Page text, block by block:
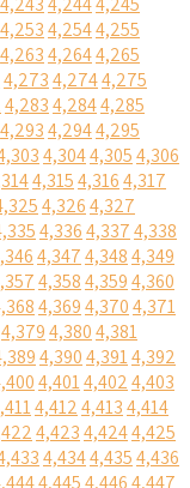
4,2534,2544,255
4,2634,2644,265
4,2734,2744,275
4,2834,2844,285
4,2934,2944,295
4,3044,3054,306
4,3154,3164,317
4,3264,327
4,3364,3374,338
4,3474,3484,349
4,3584,3594,360
4,3694,3704,371
4,3794,3804,381
4,3904,3914,392
4,4014,4024,403
4,4124,4134,414
4,4234,4244,425
4,4344,4354,436